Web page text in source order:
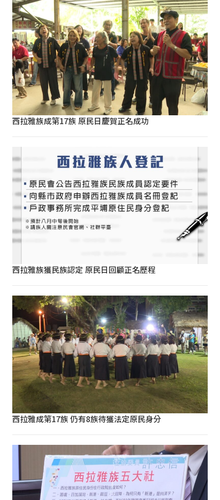
西拉雅族成第17族 原民日慶賀正名成功
西拉雅族獲民族認定 原民日回顧正名歷程
西拉雅成第17族 仍有8族待獲法定原民身分